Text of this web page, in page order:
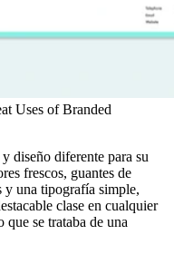
Uses of Branded
diseño diferente para su
frescos, guantes de
y una tipografía simple,
clase en cualquier
se trataba de una